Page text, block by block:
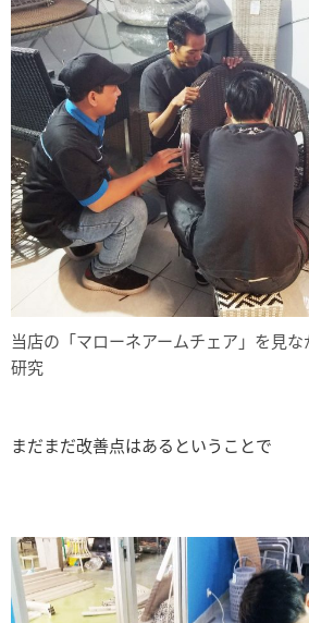
当店の「マローネアームチェア」を見
研究
まだまだ改善点はあるということで